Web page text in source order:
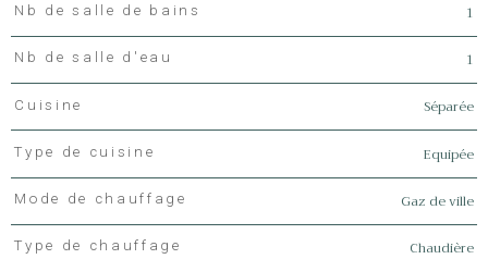
Nb de salle de bains 1
Nb de salle d'eau 1
Cuisine Séparée
Type de cuisine Equipée
Mode de chauffage Gaz de ville
Type de chauffage Chaudière